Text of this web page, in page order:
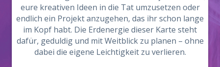
eure kreativen Ideen in die Tat umzusetzen oder
endlich ein Projekt anzugehen, das ihr schon lange
im Kopf habt. Die Erdenergie dieser Karte steht
dafür, geduldig und mit Weitblick zu planen – ohne
dabei die eigene Leichtigkeit zu verlieren.